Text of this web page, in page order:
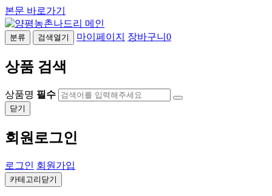
본문 바로가기
분류 검색열기 마이페이지 장바구니 0
상품 검색
상품명 필수
닫기
회원로그인
로그인 회원가입
카테고리닫기